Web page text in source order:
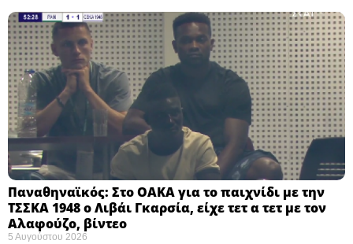
Παναθηναϊκός: Στο ΟΑΚΑ για το παιχνίδι με την
ΤΣΣΚΑ 1948 ο Λιβάι Γκαρσία, είχε τετ α τετ με τον
Αλαφούζο, βίντεο
5 Αυγούστου 2026